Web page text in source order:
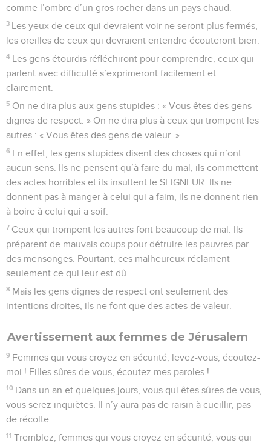
comme l’ombre d’un gros rocher dans un pays chaud.
3 Les yeux de ceux qui devraient voir ne seront plus fermés,
les oreilles de ceux qui devraient entendre écouteront bien.
4 Les gens étourdis réfléchiront pour comprendre, ceux qui
parlent avec difficulté s’exprimeront facilement et
clairement.
5 On ne dira plus aux gens stupides : « Vous êtes des gens
dignes de respect. » On ne dira plus à ceux qui trompent les
autres : « Vous êtes des gens de valeur. »
6 En effet, les gens stupides disent des choses qui n’ont
aucun sens. Ils ne pensent qu’à faire du mal, ils commettent
des actes horribles et ils insultent le SEIGNEUR. Ils ne
donnent pas à manger à celui qui a faim, ils ne donnent rien
à boire à celui qui a soif.
7 Ceux qui trompent les autres font beaucoup de mal. Ils
préparent de mauvais coups pour détruire les pauvres par
des mensonges. Pourtant, ces malheureux réclament
seulement ce qui leur est dû.
8 Mais les gens dignes de respect ont seulement des
intentions droites, ils ne font que des actes de valeur.
Avertissement aux femmes de Jérusalem
9 Femmes qui vous croyez en sécurité, levez-vous, écoutez-
moi ! Filles sûres de vous, écoutez mes paroles !
10 Dans un an et quelques jours, vous qui êtes sûres de vous,
vous serez inquiètes. Il n’y aura pas de raisin à cueillir, pas
de récolte.
11 Tremblez, femmes qui vous croyez en sécurité, vous qui